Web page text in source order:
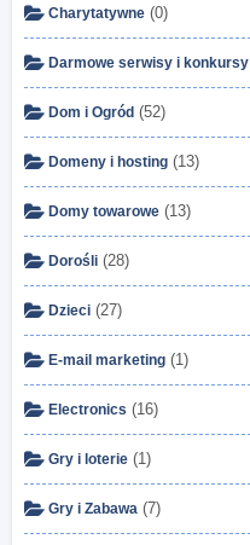
Charytatywne (0)
Darmowe serwisy i konkursy
Dom i Ogród (52)
Domeny i hosting (13)
Domy towarowe (13)
Dorośli (28)
Dzieci (27)
E-mail marketing (1)
Electronics (16)
Gry i loterie (1)
Gry i Zabawa (7)